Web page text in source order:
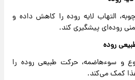
التهاب لایه روده را کاهش داده و
روده‌ای پیشگیری کند.
روده
و سوءهاضمه، حرکت طبیعی روده را
کمک می‌کند.